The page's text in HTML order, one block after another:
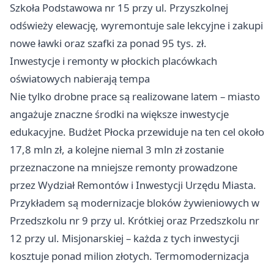
Szkoła Podstawowa nr 15 przy ul. Przyszkolnej
odświeży elewację, wyremontuje sale lekcyjne i zakupi
nowe ławki oraz szafki za ponad 95 tys. zł.
Inwestycje i remonty w płockich placówkach
oświatowych nabierają tempa
Nie tylko drobne prace są realizowane latem – miasto
angażuje znaczne środki na większe inwestycje
edukacyjne. Budżet Płocka przewiduje na ten cel około
17,8 mln zł, a kolejne niemal 3 mln zł zostanie
przeznaczone na mniejsze remonty prowadzone
przez Wydział Remontów i Inwestycji Urzędu Miasta.
Przykładem są modernizacje bloków żywieniowych w
Przedszkolu nr 9 przy ul. Krótkiej oraz Przedszkolu nr
12 przy ul. Misjonarskiej – każda z tych inwestycji
kosztuje ponad milion złotych. Termomodernizacja